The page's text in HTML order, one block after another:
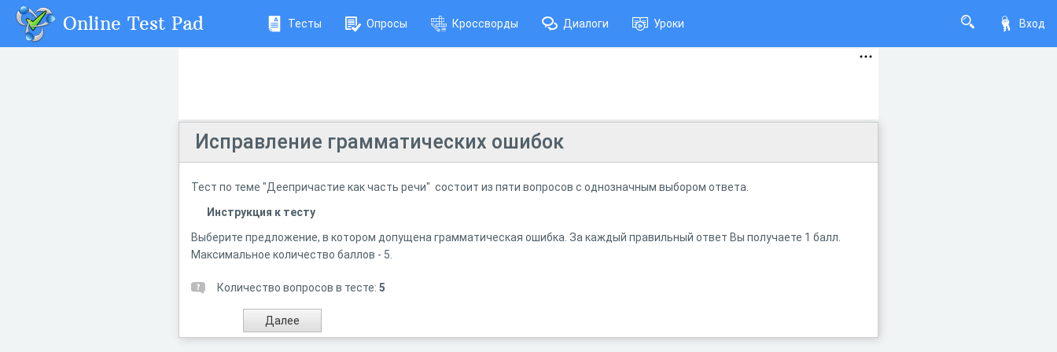
Вход
Online Test Pad Тесты Опросы Кроссворды Диалоги Уроки
Исправление грамматических ошибок
Тест по теме "Деепричастие как часть речи" состоит из пяти вопросов с однозначным выбором ответа.
Инструкция к тесту
Выберите предложение, в котором допущена грамматическая ошибка. За каждый правильный ответ Вы получаете 1 балл.
Максимальное количество баллов - 5.
Количество вопросов в тесте: 5